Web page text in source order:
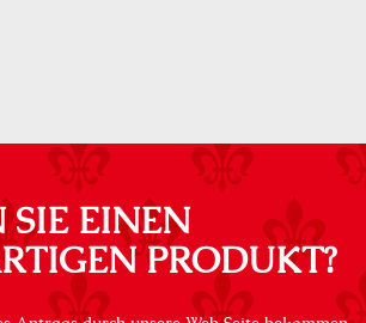
EINEN
PRODUKT?